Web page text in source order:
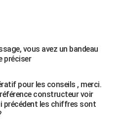
vous avez un bandeau
préciser
pour les conseils , merci.
constructeur voir
précédent les chiffres sont